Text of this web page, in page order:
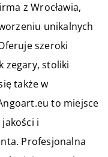
z Wrocławia,
unikalnych
szeroki
zegary, stoliki
także w
to miejsce
i
Profesjonalna